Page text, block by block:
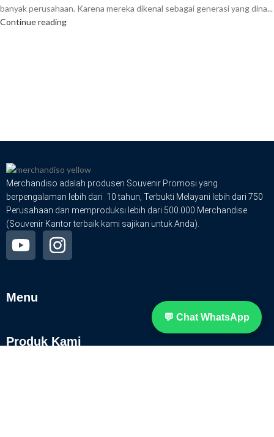
💬 Chat WhatsApp
banyak perusahaan. Karena mereka dikenal sebagai generasi yang dina...
Continue reading
Merchandiso adalah produsen Souvenir Promosi yang
berpengalaman lebih dari 10 tahun, Terbukti Melayani lebih dari 750
Perusahaan dan memproduksi lebih dari 500.000 Merchandise
(Souvenir Kantor terbaik kami sajikan untuk Anda).
Menu
Produk Kami